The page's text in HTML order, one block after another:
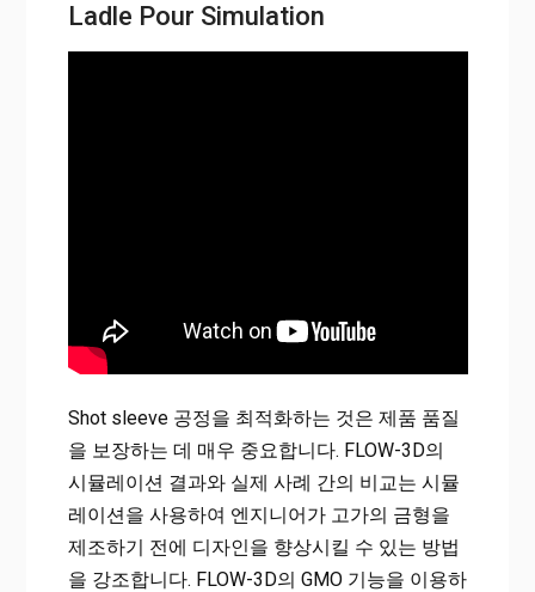
Ladle Pour Simulation
Shot sleeve 공정을 최적화하는 것은 제품 품질
을 보장하는 데 매우 중요합니다. FLOW-3D의
시뮬레이션 결과와 실제 사례 간의 비교는 시뮬
레이션을 사용하여 엔지니어가 고가의 금형을
제조하기 전에 디자인을 향상시킬 수 있는 방법
을 강조합니다. FLOW-3D의 GMO 기능을 이용하